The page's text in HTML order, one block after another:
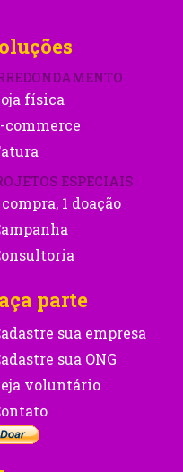
física
commerce
ESPECIAIS
compra, 1 doação
parte
sua empresa
sua ONG
voluntário